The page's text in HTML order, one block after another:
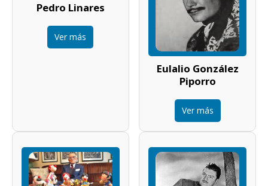
Pedro Linares
Ver más
Eulalio González
Piporro
Ver más